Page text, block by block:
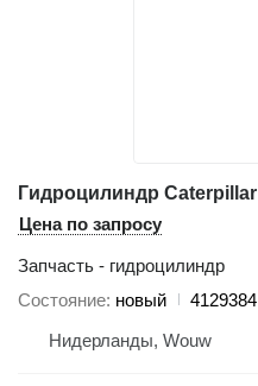
Цена по запросу
Запчасть - гидроцилиндр
Состояние новый
4129384
Нидерланды, Wouw